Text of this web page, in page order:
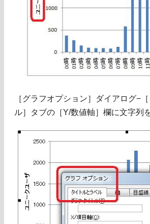
［グラフオプション］ダイアログ−
ル］タブの［Y/数値軸］欄に文字列